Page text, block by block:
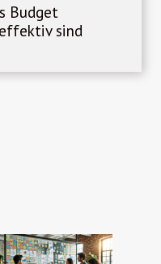
Budget
sind